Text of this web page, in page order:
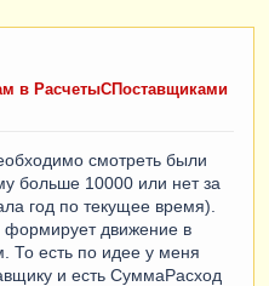
в РасчетыСПоставщиками
смотреть были
больше 10000 или нет за
год по текущее время).
формирует движение в
То есть по идее у меня
и есть СуммаРасход